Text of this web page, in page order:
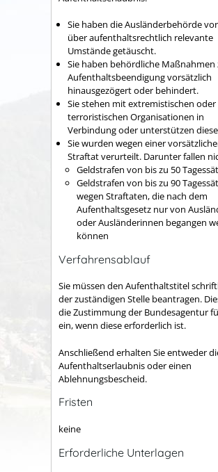
Sie haben die Ausländerbehörde
über aufenthaltsrechtlich relevante
Umstände getäuscht.
Sie haben behördliche Maßnahmen
Aufenthaltsbeendigung vorsätzlich
hinausgezögert oder behindert.
Sie stehen mit extremistischen oder
terroristischen Organisationen in
Verbindung oder unterstützen
Sie wurden wegen einer
Straftat verurteilt. Darunter fallen
Geldstrafen von bis zu 50
Geldstrafen von bis zu 90
wegen Straftaten, die nach dem
Aufenthaltsgesetz nur von
oder Ausländerinnen begangen
können
Verfahrensablauf
Sie müssen den Aufenthaltstitel
der zuständigen Stelle beantragen.
die Zustimmung der Bundesagentur
ein, wenn diese erforderlich ist.
Anschließend erhalten Sie entweder
Aufenthaltserlaubnis oder einen
Ablehnungsbescheid.
Fristen
keine
Erforderliche Unterlagen